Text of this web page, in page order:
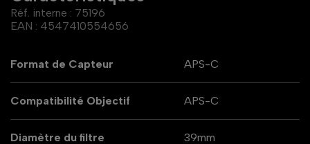
Réf. interne : 75196
EAN : 4547410554656
Format de Capteur APS-C
Compatibilité Objectif APS-C
Diamètre du filtre 39mm